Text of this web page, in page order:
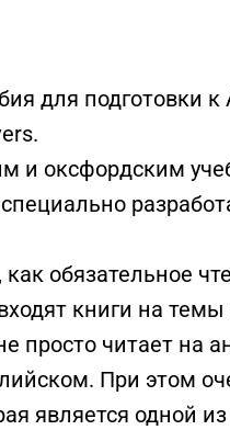
для подготовки к
и оксфордским
обязательное
книги на темы
просто читает на
При этом
является одной